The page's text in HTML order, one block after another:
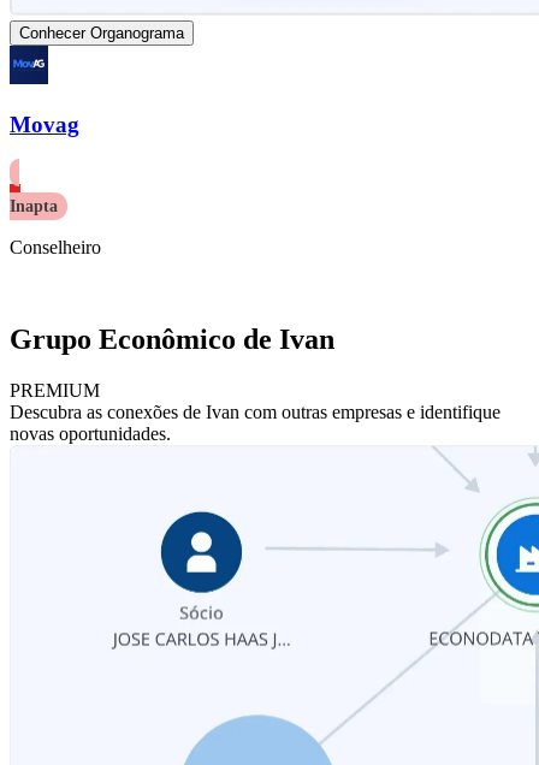
Conhecer Organograma
Movag
Inapta
Conselheiro
Grupo Econômico de Ivan
PREMIUM
Descubra as conexões de Ivan com outras empresas e identifique
novas oportunidades.